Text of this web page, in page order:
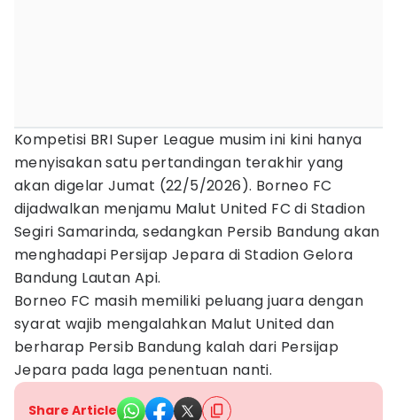
Kompetisi BRI Super League musim ini kini hanya
menyisakan satu pertandingan terakhir yang
akan digelar Jumat (22/5/2026). Borneo FC
dijadwalkan menjamu Malut United FC di Stadion
Segiri Samarinda, sedangkan Persib Bandung akan
menghadapi Persijap Jepara di Stadion Gelora
Bandung Lautan Api.
Borneo FC masih memiliki peluang juara dengan
syarat wajib mengalahkan Malut United dan
berharap Persib Bandung kalah dari Persijap
Jepara pada laga penentuan nanti.
Share Article